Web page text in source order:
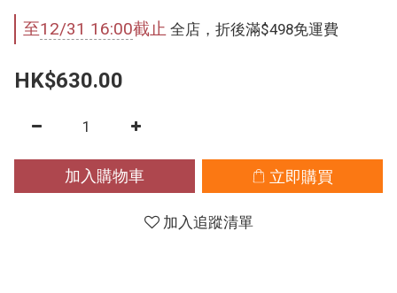
至12/31 16:00截止 全店，折後滿$498免運費
HK$630.00
加入購物車 立即購買
加入追蹤清單